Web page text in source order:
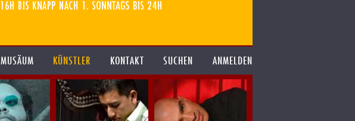
MUSÄUM KÜNSTLER KONTAKT SUCHEN ANMELDEN